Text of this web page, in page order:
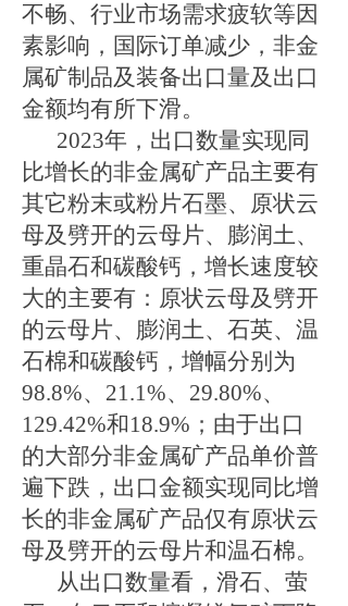
不畅、行业市场需求疲软等因
素影响，国际订单减少，非金
属矿制品及装备出口量及出口
金额均有所下滑。
2023年，出口数量实现同
比增长的非金属矿产品主要有
其它粉末或粉片石墨、原状云
母及劈开的云母片、膨润土、
重晶石和碳酸钙，增长速度较
大的主要有：原状云母及劈开
的云母片、膨润土、石英、温
石棉和碳酸钙，增幅分别为
98.8%、 21.1%、 29.80%、
129.42%和18.9% ；由于出口
的大部分非金属矿产品单价普
遍下跌，出口金额实现同比增
长的非金属矿产品仅有原状云
母及劈开的云母片和温石棉。
从出口数量看，滑石、萤